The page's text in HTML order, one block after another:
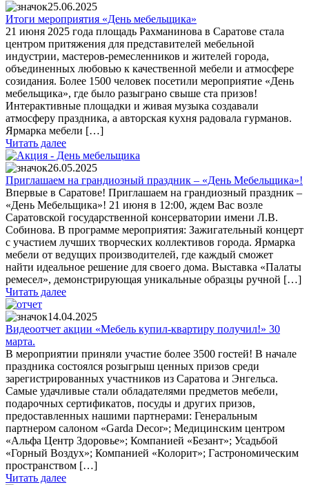
25.06.2025
Итоги мероприятия «День мебельщика»
21 июня 2025 года площадь Рахманинова в Саратове стала
центром притяжения для представителей мебельной
индустрии, мастеров-ремесленников и жителей города,
объединенных любовью к качественной мебели и атмосфере
созидания. Более 1500 человек посетили мероприятие «День
мебельщика», где было разыграно свыше ста призов!
Интерактивные площадки и живая музыка создавали
атмосферу праздника, а авторская кухня радовала гурманов.
Ярмарка мебели […]
Читать далее
26.05.2025
Приглашаем на грандиозный праздник – «День Мебельщика»!
Впервые в Саратове! Приглашаем на грандиозный праздник –
«День Мебельщика»! 21 июня в 12:00, ждем Вас возле
Саратовской государственной консерватории имени Л.В.
Собинова. В программе мероприятия: Зажигательный концерт
с участием лучших творческих коллективов города. Ярмарка
мебели от ведущих производителей, где каждый сможет
найти идеальное решение для своего дома. Выставка «Палаты
ремесел», демонстрирующая уникальные образцы ручной […]
Читать далее
14.04.2025
Видеоотчет акции «Мебель купил-квартиру получил!» 30
марта.
В мероприятии приняли участие более 3500 гостей! В начале
праздника состоялся розыгрыш ценных призов среди
зарегистрированных участников из Саратова и Энгельса.
Самые удачливые стали обладателями предметов мебели,
подарочных сертификатов, посуды и других призов,
предоставленных нашими партнерами: Генеральным
партнером салоном «Garda Decor»; Медицинским центром
«Альфа Центр Здоровье»; Компанией «Безант»; Усадьбой
«Горный Воздух»; Компанией «Колорит»; Гастрономическим
пространством […]
Читать далее